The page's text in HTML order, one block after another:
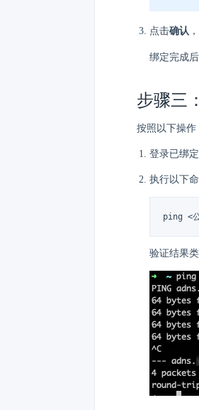
点击确认
绑定完成
步骤三
按照以下操
登录已绑
执行以下
ping <
验证结果